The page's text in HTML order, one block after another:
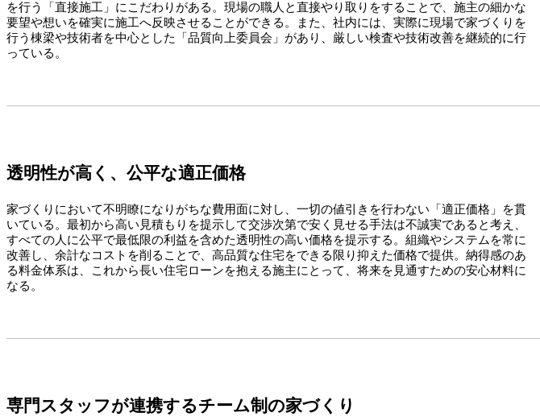
を行う「直接施工」にこだわりがある。現場の職人と直接やり取りをすることで、施主の細かな
要望や想いを確実に施工へ反映させることができる。また、社内には、実際に現場で家づくりを
行う棟梁や技術者を中心とした「品質向上委員会」があり、厳しい検査や技術改善を継続的に行
っている。
透明性が高く、公平な適正価格
家づくりにおいて不明瞭になりがちな費用面に対し、一切の値引きを行わない「適正価格」を貫
いている。最初から高い見積もりを提示して交渉次第で安く見せる手法は不誠実であると考え、
すべての人に公平で最低限の利益を含めた透明性の高い価格を提示する。組織やシステムを常に
改善し、余計なコストを削ることで、高品質な住宅をできる限り抑えた価格で提供。納得感のあ
る料金体系は、これから長い住宅ローンを抱える施主にとって、将来を見通すための安心材料に
なる。
専門スタッフが連携するチーム制の家づくり